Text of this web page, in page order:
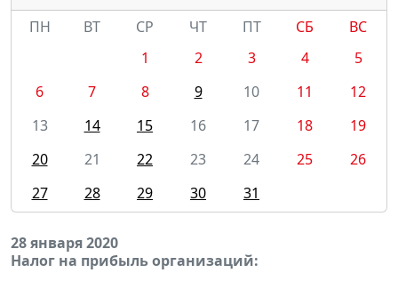
ПН
ВТ СР ЧТ ПТ СБ
ВС
1
2 3 4
5
6
7 8 9 10 11
12
13
14 15 16 17 18
19
20
21 22 23 24 25
26
27
28 29 30 31
28 января 2020
Налог на прибыль организаций: